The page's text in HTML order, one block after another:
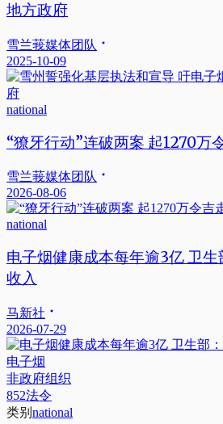
地方政府
雪兰莪媒体团队
2025-10-09
national
“獠牙行动”连破两案 起1270万
雪兰莪媒体团队
2026-08-06
national
电子烟健康成本每年逾3亿 卫
收入
马新社
2026-07-29
电子烟
非政府组织
852法令
类别 national